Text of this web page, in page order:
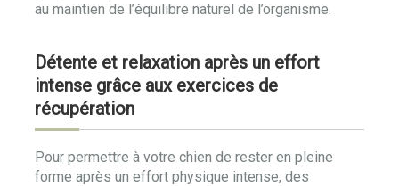
au maintien de l’équilibre naturel de l’organisme.
Détente et relaxation après un effort
intense grâce aux exercices de
récupération
Pour permettre à votre chien de rester en pleine
forme après un effort physique intense, des